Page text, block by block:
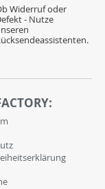
Widerruf oder
- Nutze